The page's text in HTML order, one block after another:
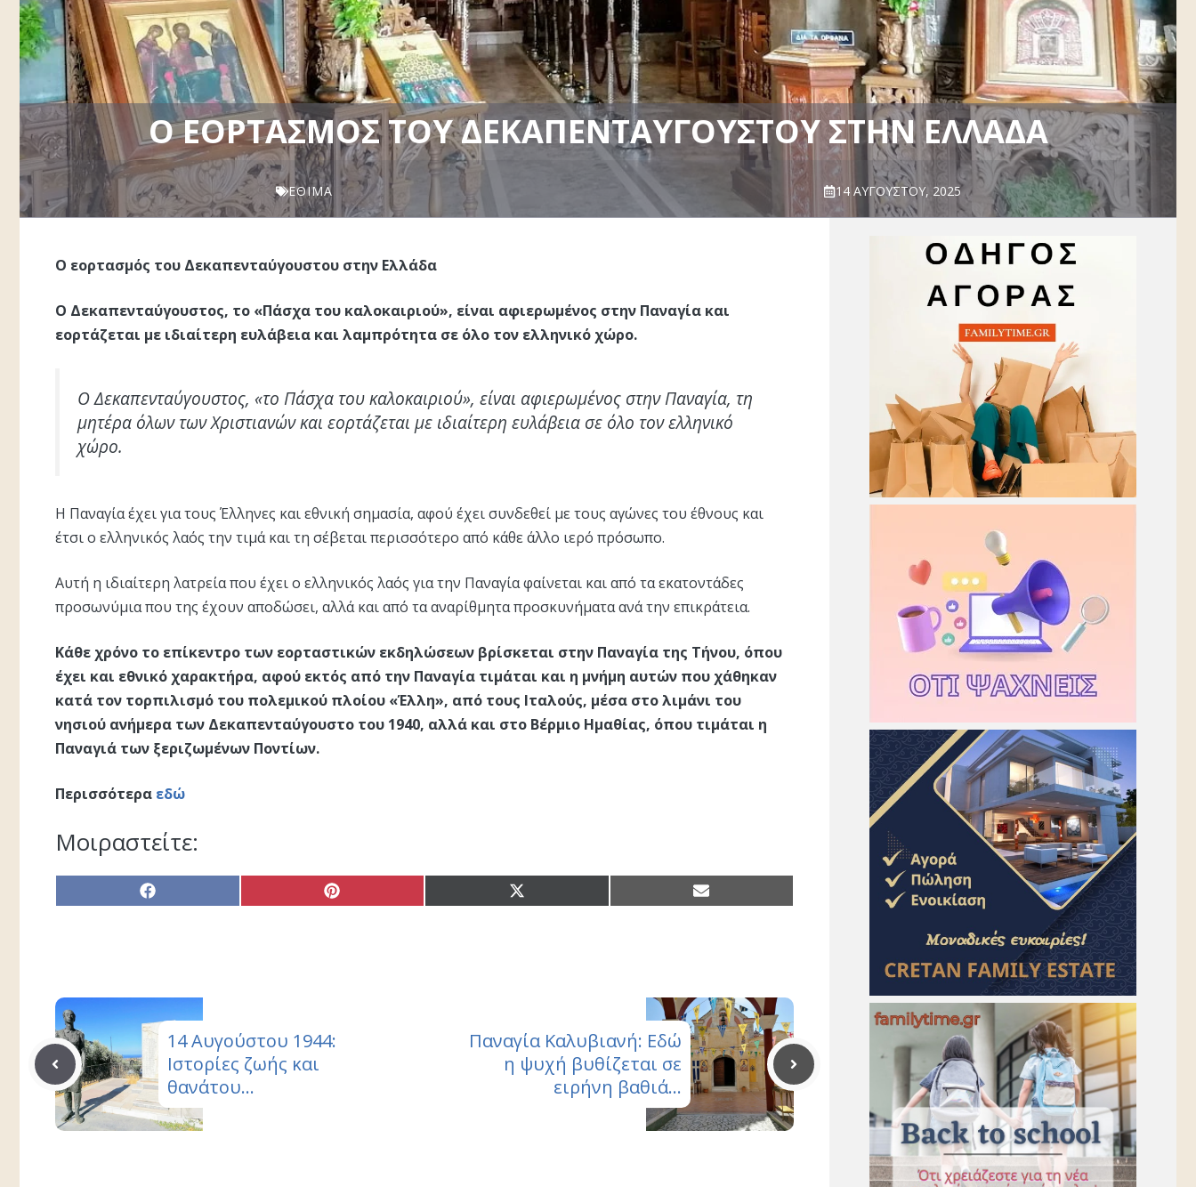
Ο ΕΟΡΤΑΣΜΌΣ ΤΟΥ ΔΕΚΑΠΕΝΤΑΎΓΟΥΣΤΟΥ ΣΤΗΝ ΕΛΛΆΔΑ
ΈΘΙΜΑ 14 ΑΥΓΟΎΣΤΟΥ, 2025
Ο εορτασμός του Δεκαπενταύγουστου στην Ελλάδα
Ο Δεκαπενταύγουστος, το «Πάσχα του καλοκαιριού», είναι αφιερωμένος στην Παναγία και
εορτάζεται με ιδιαίτερη ευλάβεια και λαμπρότητα σε όλο τον ελληνικό χώρο.
Ο Δεκαπενταύγουστος, «το Πάσχα του καλοκαιριού», είναι αφιερωμένος στην Παναγία, τη
μητέρα όλων των Χριστιανών και εορτάζεται με ιδιαίτερη ευλάβεια σε όλο τον ελληνικό
χώρο.
Η Παναγία έχει για τους Έλληνες και εθνική σημασία, αφού έχει συνδεθεί με τους αγώνες του έθνους και
έτσι ο ελληνικός λαός την τιμά και τη σέβεται περισσότερο από κάθε άλλο ιερό πρόσωπο.
Αυτή η ιδιαίτερη λατρεία που έχει ο ελληνικός λαός για την Παναγία φαίνεται και από τα εκατοντάδες
προσωνύμια που της έχουν αποδώσει, αλλά και από τα αναρίθμητα προσκυνήματα ανά την επικράτεια.
Κάθε χρόνο το επίκεντρο των εορταστικών εκδηλώσεων βρίσκεται στην Παναγία της Τήνου, όπου
έχει και εθνικό χαρακτήρα, αφού εκτός από την Παναγία τιμάται και η μνήμη αυτών που χάθηκαν
κατά τον τορπιλισμό του πολεμικού πλοίου «Έλλη», από τους Ιταλούς, μέσα στο λιμάνι του
νησιού ανήμερα των Δεκαπενταύγουστο του 1940, αλλά και στο Βέρμιο Ημαθίας, όπου τιμάται η
Παναγιά των ξεριζωμένων Ποντίων.
Περισσότερα εδώ
Μοιραστείτε:
Share
on
Share
on
Share
on
Share
on
14 Αυγούστου 1944:
Ιστορίες ζωής και
θανάτου…
Παναγία Καλυβιανή: Εδώ
η ψυχή βυθίζεται σε
ειρήνη βαθιά…